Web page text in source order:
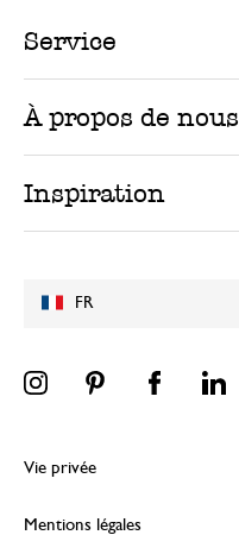
FR
Service
À propos de nous
Inspiration
Vie privée
Mentions légales